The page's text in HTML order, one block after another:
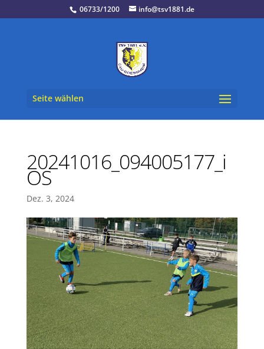
06733/1200 info@tsv1881.de
Seite wählen
20241016_094005177_i
OS
Dez. 3, 2024